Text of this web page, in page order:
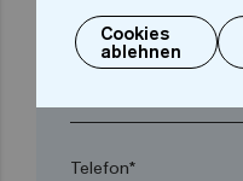
Postleitzahl*
Telefon*
Cookies
ablehnen